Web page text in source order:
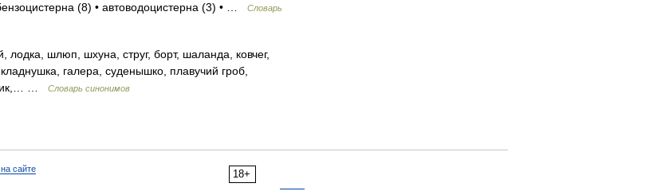
(8) • автоводоцистерна (3) • …
Словарь
шлюп, шхуна, струг, борт, шаланда, ковчег,
галера, суденышко, плавучий гроб,
…
Словарь синонимов
18+
сайте